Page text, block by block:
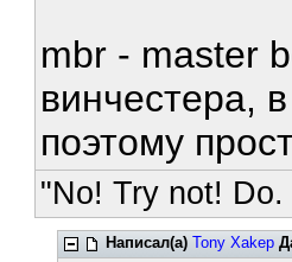
mbr - master
винчестера,
поэтому
"No! Try not!
Написал(а) Tony Xakep